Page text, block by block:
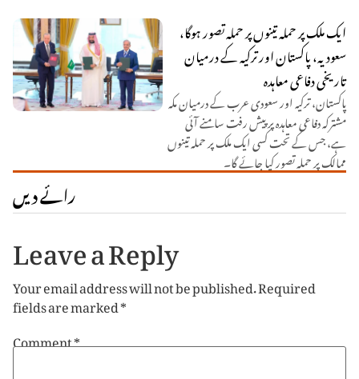
ایک ملک پر حملہ تینوں پر حملہ تصور ہوگا،
سعودیہ، پاکستان اور ترکیہ کے درمیان
تاریخی دفاعی معاہدہ
پاکستان، ترکیہ اور سعودی عرب کے درمیان مکہ
مشترکہ دفاعی معاہدہ پر پیش رفت سامنے آئی
ہے، جس کے تحت کسی ایک ملک پر حملہ تینوں
ممالک پر حملہ تصور کیا جائے گا۔
رائے دیں
Leave a Reply
Your email address will not be published.Required
fields are marked*
Comment*